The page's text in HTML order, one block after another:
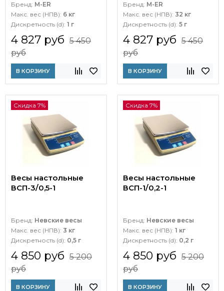
Бренд: M-ER
Макс. вес (НПВ): 6 кг
Дискретность (d): 1 г
4 827 руб 5 450
руб
В КОРЗИНУ
Бренд: M-ER
Макс. вес (НПВ): 32 кг
Дискретность (d): 5 г
4 827 руб 5 450
руб
В КОРЗИНУ
Скидка 7%
Весы настольные
ВСП-3/0,5-1
Бренд: Невские весы
Макс. вес (НПВ): 3 кг
Дискретность (d): 0,5 г
4 850 руб 5 200
руб
В КОРЗИНУ
Скидка 7%
Весы настольные
ВСП-1/0,2-1
Бренд: Невские весы
Макс. вес (НПВ): 1 кг
Дискретность (d): 0,2 г
4 850 руб 5 200
руб
В КОРЗИНУ